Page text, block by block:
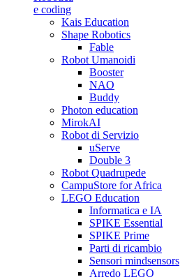
e coding
Kais Education
Shape Robotics
Fable
Robot Umanoidi
Booster
NAO
Buddy
Photon education
MirokAI
Robot di Servizio
uServe
Double 3
Robot Quadrupede
CampuStore for Africa
LEGO Education
Informatica e IA
SPIKE Essential
SPIKE Prime
Parti di ricambio
Sensori mindsensors
Arredo LEGO